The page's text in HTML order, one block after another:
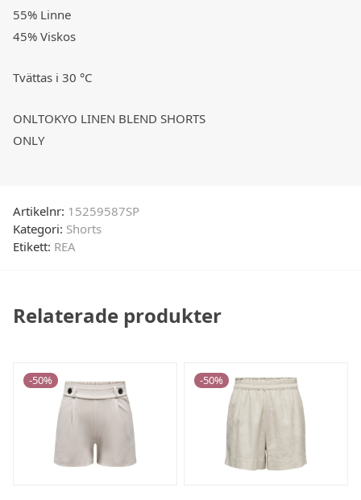
55% Linne
45% Viskos
Tvättas i 30 °C
ONLTOKYO LINEN BLEND SHORTS
ONLY
Artikelnr: 15259587SP
Kategori: Shorts
Etikett: REA
Relaterade produkter
-50% -50%